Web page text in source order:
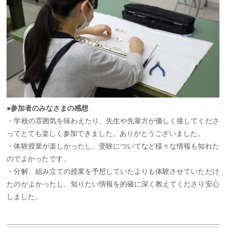
●参加者のみなさまの感想
・学校の雰囲気を味わえたり、先生や先輩方が優しく接してくださ
ってとても楽しく参加できました。ありがとうございました。
・体験授業が楽しかったし、受験についてなど様々な情報も知れた
のでよかったです。
・分解、組み立ての授業を予想していたよりも体験させていただけ
たのがよかったし、知りたい情報を的確に深く教えてくださり安心
しました。